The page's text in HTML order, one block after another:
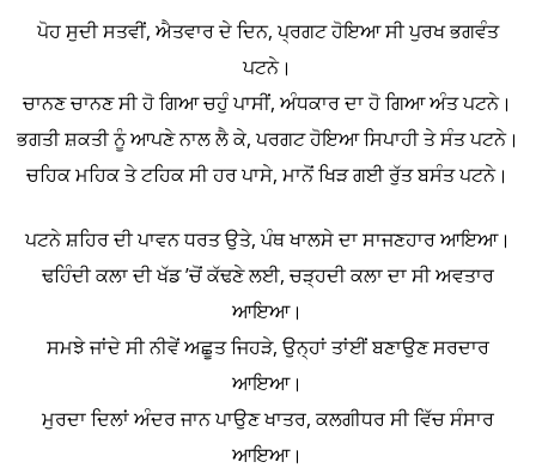
ਪੋਹ ਸੁਦੀ ਸਤਵੀਂ, ਐਤਵਾਰ ਦੇ ਦਿਨ, ਪ੍ਰਗਟ ਹੋਇਆ ਸੀ ਪੁਰਖ ਭਗਵੰਤ
ਪਟਨੇ।
ਚਾਨਣ ਚਾਨਣ ਸੀ ਹੋ ਗਿਆ ਚਹੁੰ ਪਾਸੀਂ, ਅੰਧਕਾਰ ਦਾ ਹੋ ਗਿਆ ਅੰਤ ਪਟਨੇ।
ਭਗਤੀ ਸ਼ਕਤੀ ਨੂੰ ਆਪਣੇ ਨਾਲ ਲੈ ਕੇ, ਪਰਗਟ ਹੋਇਆ ਸਿਪਾਹੀ ਤੇ ਸੰਤ ਪਟਨੇ।
ਚਹਿਕ ਮਹਿਕ ਤੇ ਟਹਿਕ ਸੀ ਹਰ ਪਾਸੇ, ਮਾਨੋਂ ਖਿੜ ਗਈ ਰੁੱਤ ਬਸੰਤ ਪਟਨੇ।
ਪਟਨੇ ਸ਼ਹਿਰ ਦੀ ਪਾਵਨ ਧਰਤ ਉਤੇ, ਪੰਥ ਖਾਲਸੇ ਦਾ ਸਾਜਣਹਾਰ ਆਇਆ।
ਢਹਿੰਦੀ ਕਲਾ ਦੀ ਖੱਡ ’ਚੋਂ ਕੱਢਣੇ ਲਈ, ਚੜ੍ਹਦੀ ਕਲਾ ਦਾ ਸੀ ਅਵਤਾਰ
ਆਇਆ।
ਸਮਝੇ ਜਾਂਦੇ ਸੀ ਨੀਵੇਂ ਅਛੂਤ ਜਿਹੜੇ, ਉਨ੍ਹਾਂ ਤਾਂਈਂ ਬਣਾਉਣ ਸਰਦਾਰ
ਆਇਆ।
ਮੁਰਦਾ ਦਿਲਾਂ ਅੰਦਰ ਜਾਨ ਪਾਉਣ ਖਾਤਰ, ਕਲਗੀਧਰ ਸੀ ਵਿੱਚ ਸੰਸਾਰ
ਆਇਆ।